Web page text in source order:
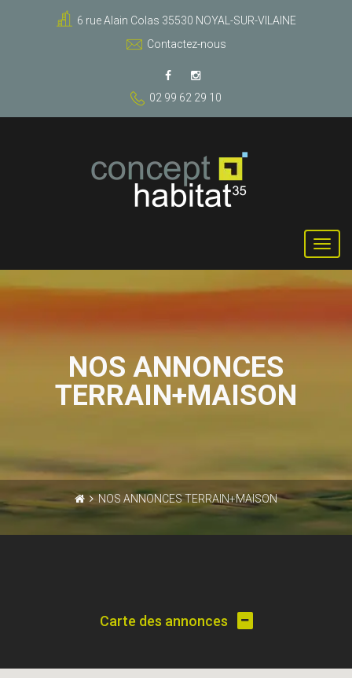
6 rue Alain Colas 35530 NOYAL-SUR-VILAINE
Contactez-nous
02 99 62 29 10
NOS ANNONCES
TERRAIN+MAISON
NOS ANNONCES TERRAIN+MAISON
Carte des annonces